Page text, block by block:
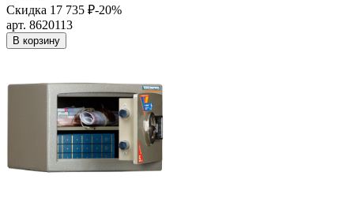
Скидка 17 735 ₽-20%
арт. 8620113
В корзину